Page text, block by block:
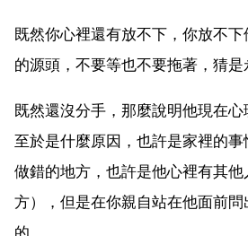
既然你心裡還有放不下，你放不
的源頭，不要等也不要拖著，猜是
既然還沒分手，那麼說明他現在心
至於是什麼原因，也許是家裡的
做錯的地方，也許是他心裡有其
方），但是在你親自站在他面前
的。